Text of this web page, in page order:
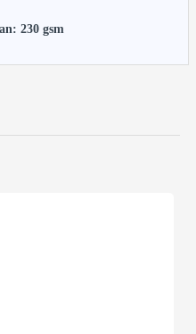
230 gsm